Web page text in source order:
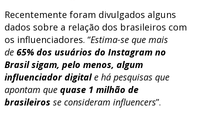
Recentemente foram divulgados alguns
dados sobre a relação dos brasileiros com
os influenciadores. “Estima-se que mais
de 65% dos usuários do Instagram no
Brasil sigam, pelo menos, algum
influenciador digital e há pesquisas que
apontam que quase 1 milhão de
brasileiros se consideram influencers”.